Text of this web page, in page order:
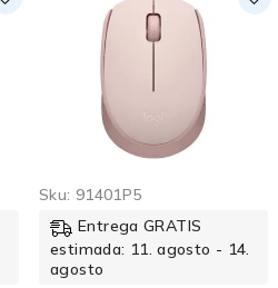
Sku: 91401P5
Entrega GRATIS
estimada: 11. agosto - 14.
agosto